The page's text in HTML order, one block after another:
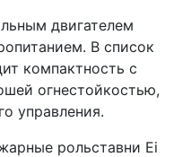
двигателем
В список
компактность с
огнестойкостью,
управления.
рольставни Ei